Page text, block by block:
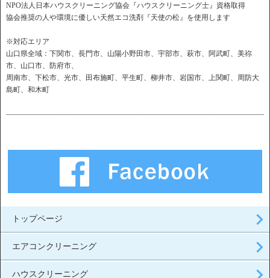
NPO法人日本ハウスクリーニング協会『ハウスクリーニング士』資格取得
協会推奨の人や環境に優しい天然エコ洗剤『天使の松』を使用します
※対応エリア
山口県全域：下関市、長門市、山陽小野田市、宇部市、萩市、阿武町、美祢
市、山口市、防府市、
周南市、下松市、光市、田布施町、平生町、柳井市、岩国市、上関町、周防大
島町、和木町
トップページ
エアコンクリーニング
ハウスクリーニング